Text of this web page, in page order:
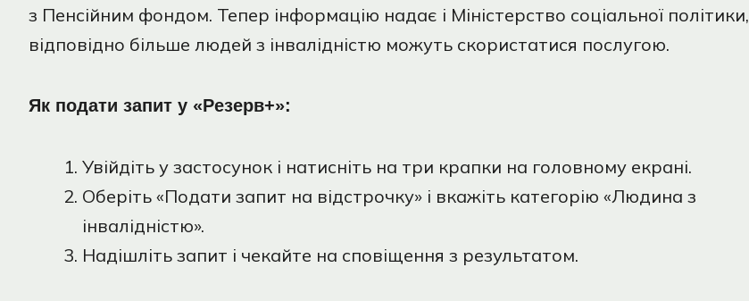
з Пенсійним фондом. Тепер інформацію надає і Міністерство соціальної політики,
відповідно більше людей з інвалідністю можуть скористатися послугою.
Як подати запит у «Резерв+»:
Увійдіть у застосунок і натисніть на три крапки на головному екрані.
Оберіть «Подати запит на відстрочку» і вкажіть категорію «Людина з
інвалідністю».
Надішліть запит і чекайте на сповіщення з результатом.